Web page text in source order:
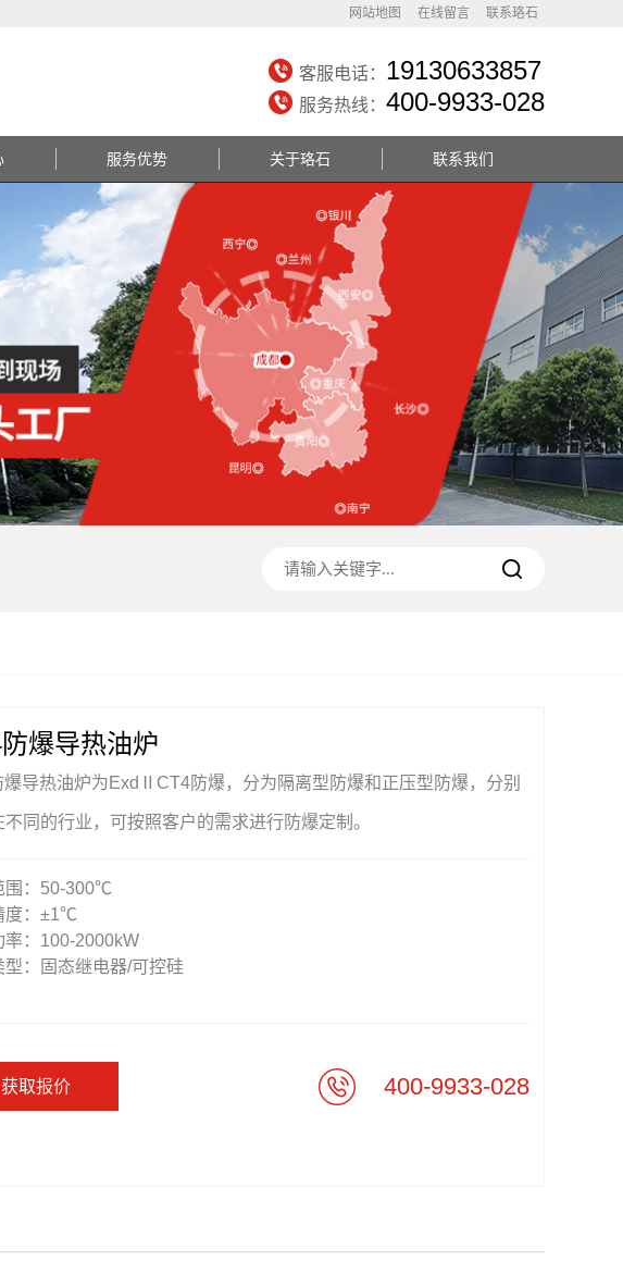
网站地图 在线留言 联系珞石
客服电话： 19130633857
服务热线： 400-9933-028
服务优势 关于珞石 联系我们
爆导热油炉
爆导热油炉为ExdⅡCT4防爆，分为隔离型防爆和正压型防爆，分别
不同的行业，可按照客户的需求进行防爆定制。
围：50-300℃
度：±1℃
率：100-2000kW
型：固态继电器/可控硅
获取报价 400-9933-028